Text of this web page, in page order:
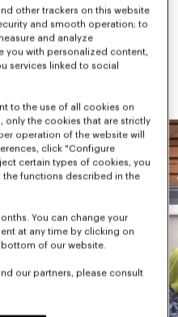
un puente entre el
ha dado forma a algunas de
la cultura contemporánea.
other trackers on this website
and smooth operation; to
and analyze
you with personalized content,
services linked to social
to the use of all cookies on
only the cookies that are strictly
operation of the website will
click "Configure
certain types of cookies, you
functions described in the
You can change your
at any time by clicking on
of our website.
our partners, please consult